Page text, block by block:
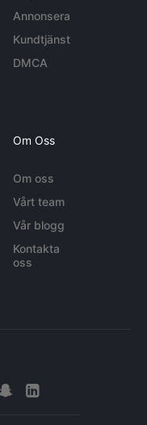
Annonsera
Kundtjänst
DMCA
Om Oss
Om oss
Vårt team
Vår blogg
Kontakta
oss